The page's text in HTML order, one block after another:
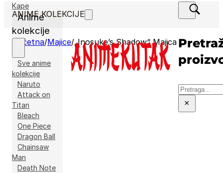
Kape
Anime
kolekcije
Sve anime
kolekcije
Naruto
Attack on
Titan
Bleach
One Piece
Dragon Ball
Chainsaw
Man
Death Note
Pretraga
×
ANIME KOLEKCIJE
Početna/Majice/„Inosuke’s Shadow“ Majica